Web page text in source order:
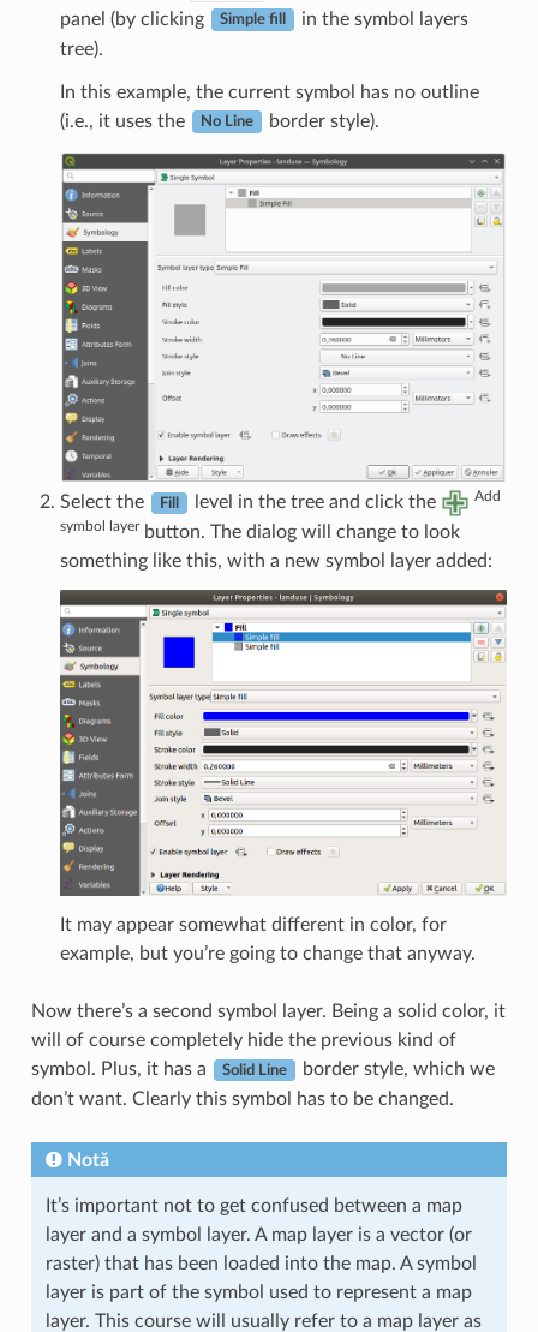
panel (by clicking
Simple fill
in the symbol layers
tree).
In this example, the current symbol has no outline
(i.e., it uses the
No Line border style).
Select the Fill level in the tree and click the Add
symbol layer button. The dialog will change to look
something like this, with a new symbol layer added:
It may appear somewhat different in color, for
example, but you’re going to change that anyway.
Now there’s a second symbol layer. Being a solid color, it
will of course completely hide the previous kind of
symbol. Plus, it has a
Solid Line
border style, which we
don’t want. Clearly this symbol has to be changed.
Notă
It’s important not to get confused between a map
layer and a symbol layer. A map layer is a vector (or
raster) that has been loaded into the map. A symbol
layer is part of the symbol used to represent a map
layer. This course will usually refer to a map layer as